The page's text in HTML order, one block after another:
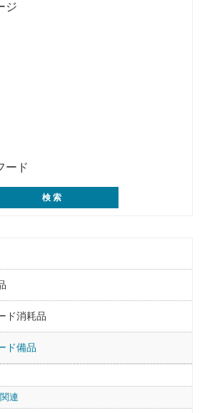
ジ
ード
ド消耗品
ド備品
連